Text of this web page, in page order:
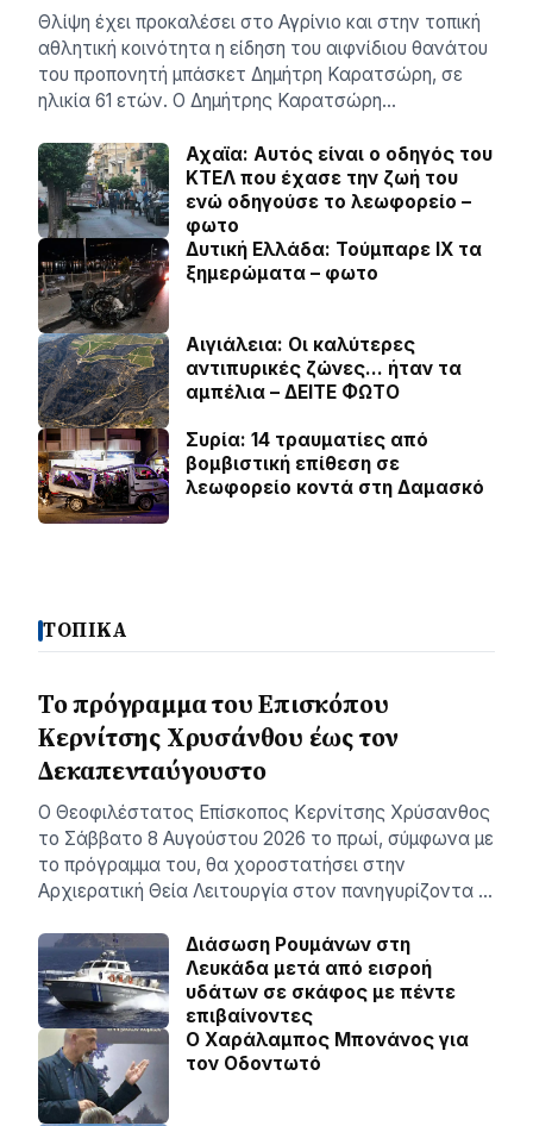
Θλίψη έχει προκαλέσει στο Αγρίνιο και στην τοπική
αθλητική κοινότητα η είδηση του αιφνίδιου θανάτου
του προπονητή μπάσκετ Δημήτρη Καρατσώρη, σε
ηλικία 61 ετών. Ο Δημήτρης Καρατσώρη…
Αχαϊα: Αυτός είναι ο οδηγός του
ΚΤΕΛ που έχασε την ζωή του
ενώ οδηγούσε το λεωφορείο –
φωτο
Δυτική Ελλάδα: Τούμπαρε ΙΧ τα
ξημερώματα – φωτο
Αιγιάλεια: Οι καλύτερες
αντιπυρικές ζώνες… ήταν τα
αμπέλια – ΔΕΙΤΕ ΦΩΤΟ
Συρία: 14 τραυματίες από
βομβιστική επίθεση σε
λεωφορείο κοντά στη Δαμασκό
ΤΟΠΙΚΑ
Το πρόγραμμα του Επισκόπου
Κερνίτσης Χρυσάνθου έως τον
Δεκαπενταύγουστο
Ο Θεοφιλέστατος Επίσκοπος Κερνίτσης Χρύσανθος
το Σάββατο 8 Αυγούστου 2026 το πρωί, σύμφωνα με
το πρόγραμμα του, θα χοροστατήσει στην
Αρχιερατική Θεία Λειτουργία στον πανηγυρίζοντα …
Διάσωση Ρουμάνων στη
Λευκάδα μετά από εισροή
υδάτων σε σκάφος με πέντε
επιβαίνοντες
Ο Χαράλαμπος Μπονάνος για
τον Οδοντωτό